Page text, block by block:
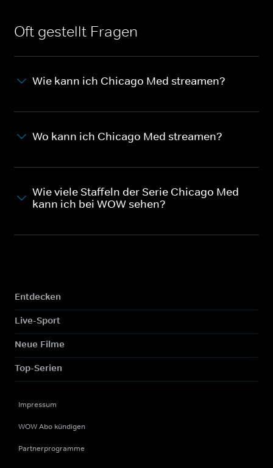
Oft gestellt Fragen
Wie kann ich Chicago Med streamen?
Wo kann ich Chicago Med streamen?
Wie viele Staffeln der Serie Chicago Med
kann ich bei WOW sehen?
Entdecken
Live-Sport
Neue Filme
Top-Serien
Impressum
WOW Abo kündigen
Partnerprogramme